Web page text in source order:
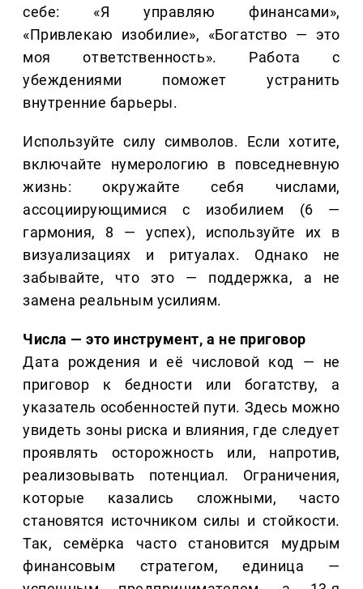
себе: «Я управляю финансами»,
«Привлекаю изобилие», «Богатство — это
моя ответственность». Работа с
убеждениями поможет устранить
внутренние барьеры.
Используйте силу символов. Если хотите,
включайте нумерологию в повседневную
жизнь: окружайте себя числами,
ассоциирующимися с изобилием (6 —
гармония, 8 — успех), используйте их в
визуализациях и ритуалах. Однако не
забывайте, что это — поддержка, а не
замена реальным усилиям.
Числа — это инструмент, а не приговор
Дата рождения и её числовой код — не
приговор к бедности или богатству, а
указатель особенностей пути. Здесь можно
увидеть зоны риска и влияния, где следует
проявлять осторожность или, напротив,
реализовывать потенциал. Ограничения,
которые казались сложными, часто
становятся источником силы и стойкости.
Так, семёрка часто становится мудрым
финансовым стратегом, единица —